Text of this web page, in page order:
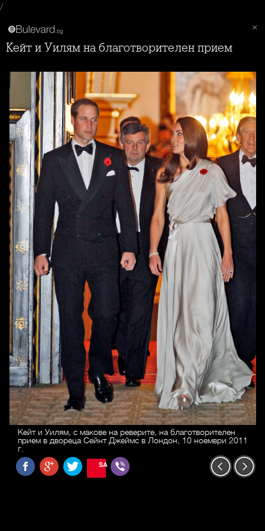
/
Кейт и Уилям на благотворителен прием
Кейт и Уилям, с макове на реверите, на благотворителен
прием в двореца Сейнт Джеймс в Лондон, 10 ноември 2011
г.
SAVE